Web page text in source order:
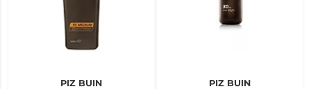
PIZ BUIN
PIZ BUIN